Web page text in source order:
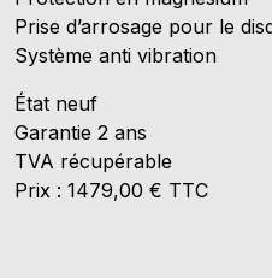
Prise d’arrosage pour le
Système anti vibration
État neuf
Garantie 2 ans
TVA récupérable
Prix : 1479,00 € TTC